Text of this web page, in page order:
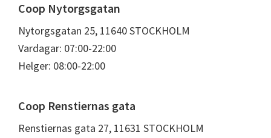
Coop Nytorgsgatan
Nytorgsgatan 25, 11640 STOCKHOLM
Vardagar: 07:00-22:00
Helger: 08:00-22:00
Coop Renstiernas gata
Renstiernas gata 27, 11631 STOCKHOLM